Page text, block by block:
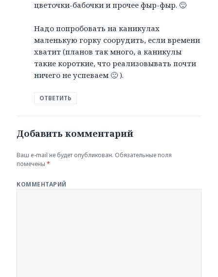
цветочки-бабочки и прочее фыр-фыр. 🙂
Надо попробовать на каникулах
маленькую горку соорудить, если времени
хватит (планов так много, а каникулы
такие короткие, что реализовывать почти
ничего не успеваем 🙁 ).
ОТВЕТИТЬ
Добавить комментарий
Ваш e-mail не будет опубликован. Обязательные поля
помечены*
КОММЕНТАРИЙ